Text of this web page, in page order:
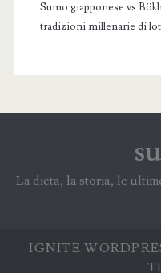
Sumo giapponese vs
tradizioni millenarie di
La dieta, la storia, le
IGNITE